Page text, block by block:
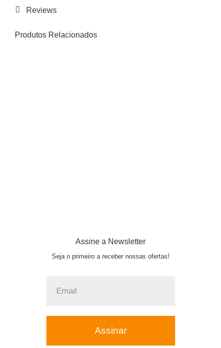
Reviews
Produtos Relacionados
Assine a Newsletter
Seja o primeiro a receber nossas ofertas!
Assinar